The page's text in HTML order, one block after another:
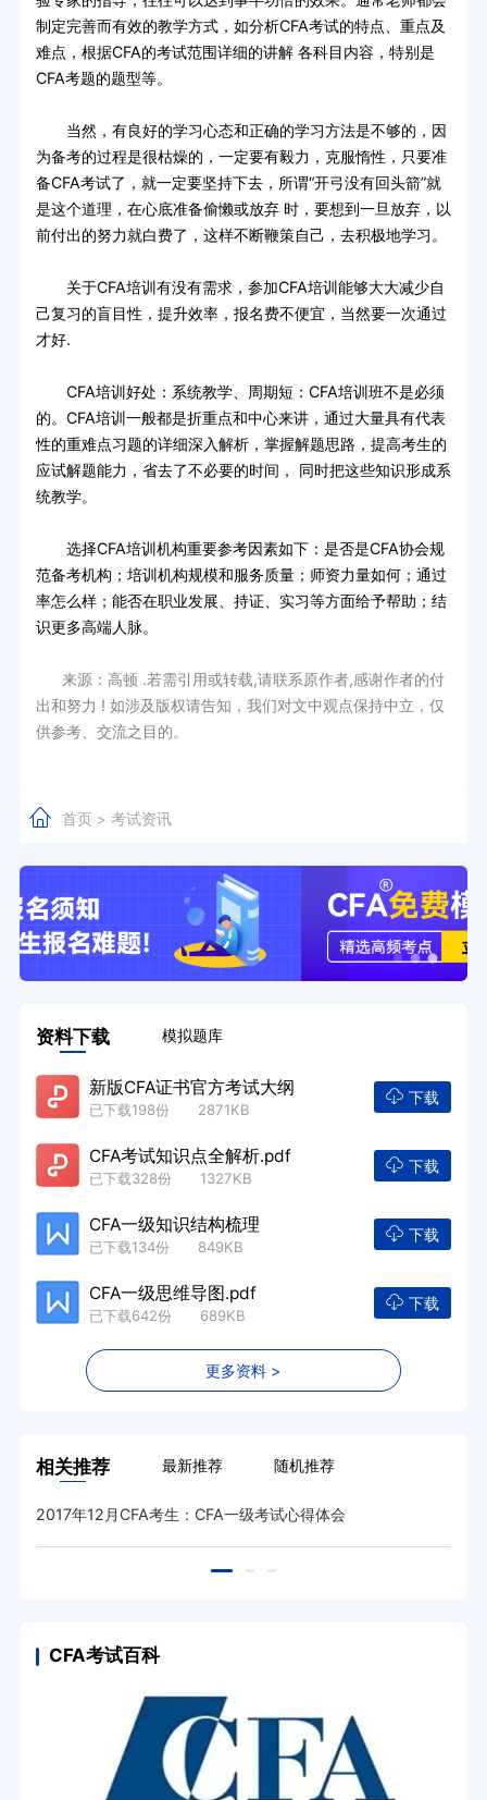
制定完善而有效的教学方式，如分析CFA考试的特点、重点及
难点，根据CFA的考试范围详细的讲解 各科目内容，特别是
CFA考题的题型等。
当然，有良好的学习心态和正确的学习方法是不够的，因
为备考的过程是很枯燥的，一定要有毅力，克服惰性，只要准
备CFA考试了，就一定要坚持下去，所谓“开弓没有回头箭”就
是这个道理，在心底准备偷懒或放弃 时，要想到一旦放弃，以
前付出的努力就白费了，这样不断鞭策自己，去积极地学习。
关于CFA培训有没有需求，参加CFA培训能够大大减少自
己复习的盲目性，提升效率，报名费不便宜，当然要一次通过
才好.
CFA培训好处：系统教学、周期短：CFA培训班不是必须
的。CFA培训一般都是折重点和中心来讲，通过大量具有代表
性的重难点习题的详细深入解析，掌握解题思路，提高考生的
应试解题能力，省去了不必要的时间， 同时把这些知识形成系
统教学。
选择CFA培训机构重要参考因素如下：是否是CFA协会规
范备考机构；培训机构规模和服务质量；师资力量如何；通过
率怎么样；能否在职业发展、持证、实习等方面给予帮助；结
识更多高端人脉。
来源：高顿 .若需引用或转载,请联系原作者,感谢作者的付
出和努力 ! 如涉及版权请告知，我们对文中观点保持中立，仅
供参考、交流之目的。
首页> 考试资讯
资料下载 模拟题库
新版CFA证书官方考试大纲
已下载198份 2871KB
下载
CFA考试知识点全解析.pdf
已下载328份 1327KB
下载
CFA一级知识结构梳理
已下载134份 849KB
下载
CFA一级思维导图.pdf
已下载642份 689KB
下载
更多资料 >
相关推荐 最新推荐 随机推荐
2017年12月CFA考生：CFA一级考试心得体会
CFA考试百科